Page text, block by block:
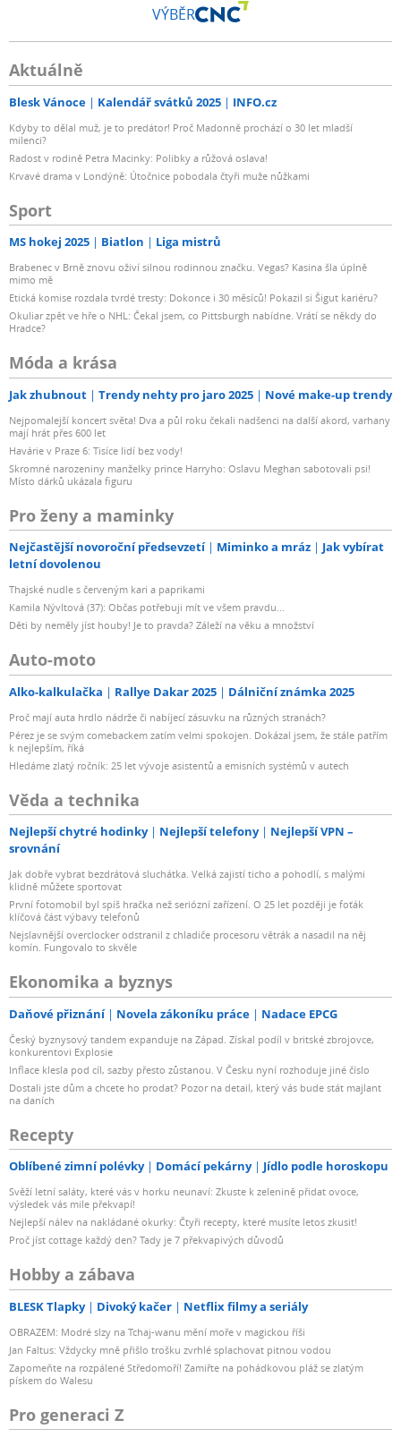
VÝBĚR
Aktuálně
Blesk Vánoce Kalendář svátků 2025 INFO.cz
Kdyby to dělal muž, je to predátor! Proč Madonně prochází o 30 let mladší
milenci?
Radost v rodině Petra Macinky: Polibky a růžová oslava!
Krvavé drama v Londýně: Útočnice pobodala čtyři muže nůžkami
Sport
MS hokej 2025 Biatlon Liga mistrů
Brabenec v Brně znovu oživí silnou rodinnou značku. Vegas? Kasina šla úplně
mimo mě
Etická komise rozdala tvrdé tresty: Dokonce i 30 měsíců! Pokazil si Šigut kariéru?
Okuliar zpět ve hře o NHL: Čekal jsem, co Pittsburgh nabídne. Vrátí se někdy do
Hradce?
Móda a krása
Jak zhubnout Trendy nehty pro jaro 2025 Nové make-up trendy
Nejpomalejší koncert světa! Dva a půl roku čekali nadšenci na další akord, varhany
mají hrát přes 600 let
Havárie v Praze 6: Tisíce lidí bez vody!
Skromné narozeniny manželky prince Harryho: Oslavu Meghan sabotovali psi!
Místo dárků ukázala figuru
Pro ženy a maminky
Nejčastější novoroční předsevzetí Miminko a mráz
Jak vybírat
letní dovolenou
Thajské nudle s červeným kari a paprikami
Kamila Nývltová (37): Občas potřebuji mít ve všem pravdu...
Děti by neměly jíst houby! Je to pravda? Záleží na věku a množství
Auto-moto
Alko-kalkulačka Rallye Dakar 2025 Dálniční známka 2025
Proč mají auta hrdlo nádrže či nabíjecí zásuvku na různých stranách?
Pérez je se svým comebackem zatím velmi spokojen. Dokázal jsem, že stále patřím
k nejlepším, říká
Hledáme zlatý ročník: 25 let vývoje asistentů a emisních systémů v autech
Věda a technika
Nejlepší chytré hodinky Nejlepší telefony
Nejlepší VPN –
srovnání
Jak dobře vybrat bezdrátová sluchátka. Velká zajistí ticho a pohodlí, s malými
klidně můžete sportovat
První fotomobil byl spíš hračka než seriózní zařízení. O 25 let později je foťák
klíčová část výbavy telefonů
Nejslavnější overclocker odstranil z chladiče procesoru větrák a nasadil na něj
komín. Fungovalo to skvěle
Ekonomika a byznys
Daňové přiznání Novela zákoníku práce Nadace EPCG
Český byznysový tandem expanduje na Západ. Získal podíl v britské zbrojovce,
konkurentovi Explosie
Inflace klesla pod cíl, sazby přesto zůstanou. V Česku nyní rozhoduje jiné číslo
Dostali jste dům a chcete ho prodat? Pozor na detail, který vás bude stát majlant
na daních
Recepty
Oblíbené zimní polévky Domácí pekárny Jídlo podle horoskopu
Svěží letní saláty, které vás v horku neunaví: Zkuste k zelenině přidat ovoce,
výsledek vás mile překvapí!
Nejlepší nálev na nakládané okurky: Čtyři recepty, které musíte letos zkusit!
Proč jíst cottage každý den? Tady je 7 překvapivých důvodů
Hobby a zábava
BLESK Tlapky Divoký kačer Netflix filmy a seriály
OBRAZEM: Modré slzy na Tchaj-wanu mění moře v magickou říši
Jan Faltus: Vždycky mně přišlo trošku zvrhlé splachovat pitnou vodou
Zapomeňte na rozpálené Středomoří! Zamiřte na pohádkovou pláž se zlatým
pískem do Walesu
Pro generaci Z